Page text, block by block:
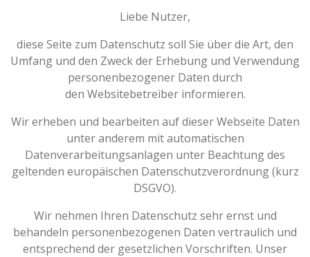
Liebe Nutzer,
diese Seite zum Datenschutz soll Sie über die Art, den
Umfang und den Zweck der Erhebung und Verwendung
personenbezogener Daten durch
den Websitebetreiber informieren.
Wir erheben und bearbeiten auf dieser Webseite Daten
unter anderem mit automatischen
Datenverarbeitungsanlagen unter Beachtung des
geltenden europäischen Datenschutzverordnung (kurz
DSGVO).
Wir nehmen Ihren Datenschutz sehr ernst und
behandeln personenbezogenen Daten vertraulich und
entsprechend der gesetzlichen Vorschriften. Unser